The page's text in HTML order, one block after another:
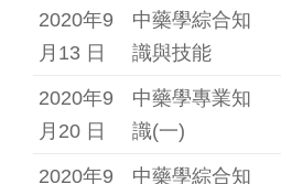
2020年9
月13 日
中藥學綜合知
識與技能
2020年9
月20 日
中藥學專業知
識(一)
2020年9
中藥學綜合知